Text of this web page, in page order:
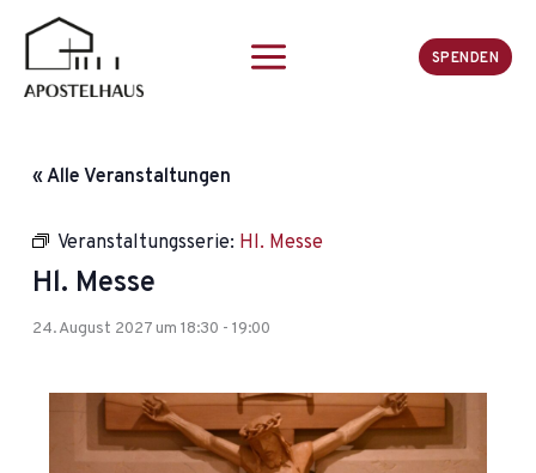
springen
SPENDEN
« Alle Veranstaltungen
Veranstaltungsserie: Hl. Messe
Hl. Messe
24. August 2027 um 18:30 -19:00